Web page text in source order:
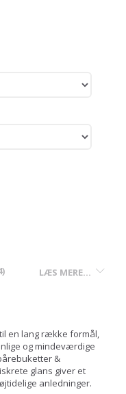
LÆS MERE...
en lang række formål,
og mindeværdige
&
glans giver et
anledninger.